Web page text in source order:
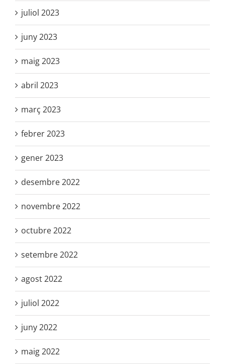
juliol 2023
juny 2023
maig 2023
abril 2023
març 2023
febrer 2023
gener 2023
desembre 2022
novembre 2022
octubre 2022
setembre 2022
agost 2022
juliol 2022
juny 2022
maig 2022